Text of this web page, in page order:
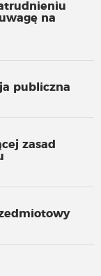
na
publiczna
zasad